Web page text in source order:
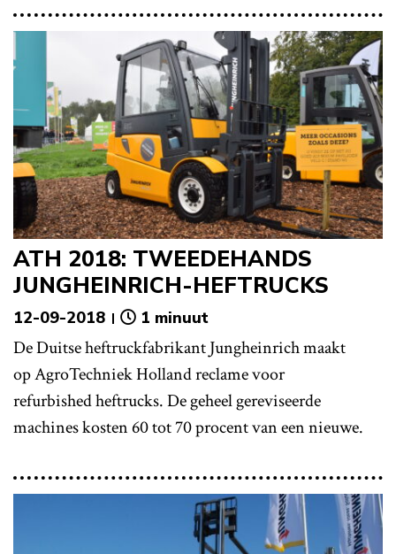
ATH 2018: TWEEDEHANDS
JUNGHEINRICH-HEFTRUCKS
12-09-2018 1 minuut
De Duitse heftruckfabrikant Jungheinrich maakt
op AgroTechniek Holland reclame voor
refurbished heftrucks. De geheel gereviseerde
machines kosten 60 tot 70 procent van een nieuwe.